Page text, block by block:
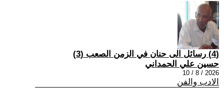
(4) رسائل الى حنان في الزمن الصعب (3)
حسين علي الحمداني
2026 / 8 / 10
الادب والفن